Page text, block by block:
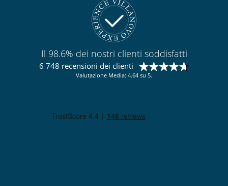
Il 98.6% dei nostri clienti soddisfatti
6 748 recensioni dei clienti
Valutazione Media: 4.64 su 5.